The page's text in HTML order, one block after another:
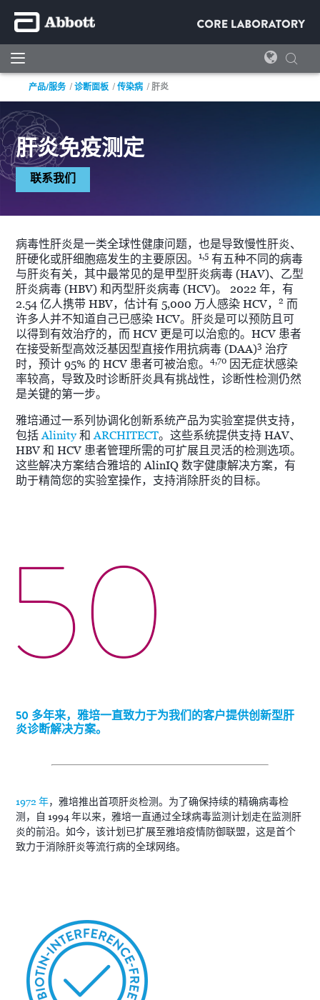
产品/服务 诊断面板 传染病 肝炎
肝炎免疫测定
联系我们
病毒性肝炎是一类全球性健康问题，也是导致慢性肝炎、
肝硬化或肝细胞癌发生的主要原因。1,5 有五种不同的病毒
与肝炎有关，其中最常见的是甲型肝炎病毒 (HAV)、乙型
肝炎病毒 (HBV) 和丙型肝炎病毒 (HCV)。 2022 年，有
2.54 亿人携带 HBV，估计有 5,000 万人感染 HCV，2 而
许多人并不知道自己已感染 HCV。肝炎是可以预防且可
以得到有效治疗的，而 HCV 更是可以治愈的。HCV 患者
在接受新型高效泛基因型直接作用抗病毒 (DAA)3 治疗
时，预计 95% 的 HCV 患者可被治愈。4,70 因无症状感染
率较高，导致及时诊断肝炎具有挑战性，诊断性检测仍然
是关键的第一步。
雅培通过一系列协调化创新系统产品为实验室提供支持，
包括Alinity和ARCHITECT。这些系统提供支持 HAV、
HBV 和 HCV 患者管理所需的可扩展且灵活的检测选项。
这些解决方案结合雅培的 AlinIQ 数字健康解决方案，有
助于精简您的实验室操作，支持消除肝炎的目标。
50 多年来，雅培一直致力于为我们的客户提供创新型肝
炎诊断解决方案。
1972 年，雅培推出首项肝炎检测。为了确保持续的精确病毒检
测，自 1994 年以来，雅培一直通过全球病毒监测计划走在监测肝
炎的前沿。如今，该计划已扩展至雅培疫情防御联盟，这是首个
致力于消除肝炎等流行病的全球网络。